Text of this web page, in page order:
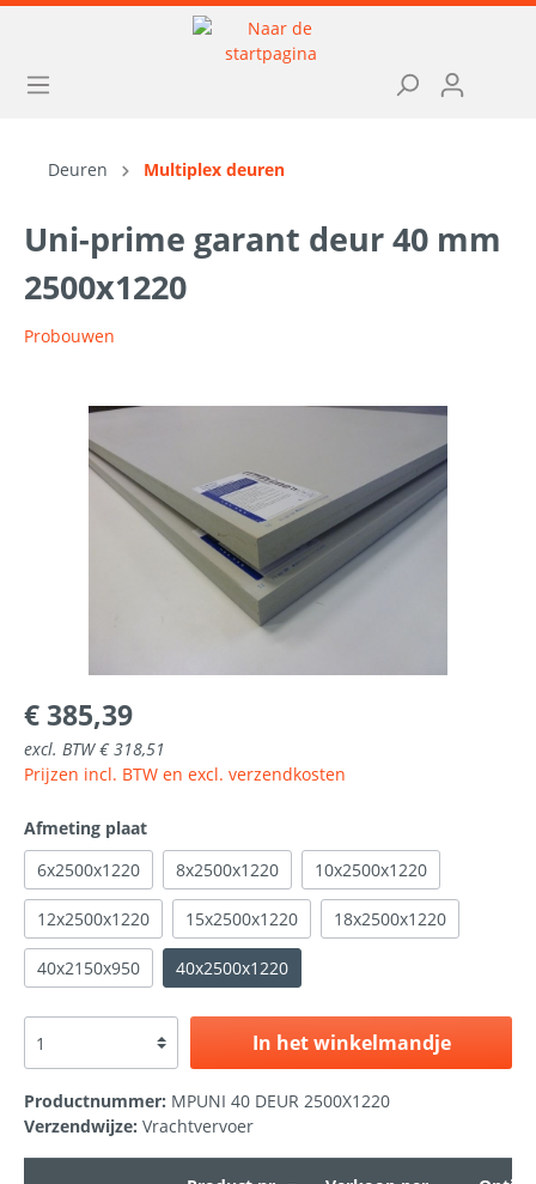
Deuren Multiplex deuren
Uni-prime garant deur 40 mm
2500x1220
Probouwen
€ 385,39
excl. BTW € 318,51
Prijzen incl. BTW en excl. verzendkosten
Afmeting plaat
6x2500x1220
8x2500x1220 10x2500x1220
12x2500x1220 15x2500x1220 18x2500x1220
40x2150x950 40x2500x1220
In het winkelmandje
Productnummer: MPUNI 40 DEUR 2500X1220
Verzendwijze: Vrachtvervoer